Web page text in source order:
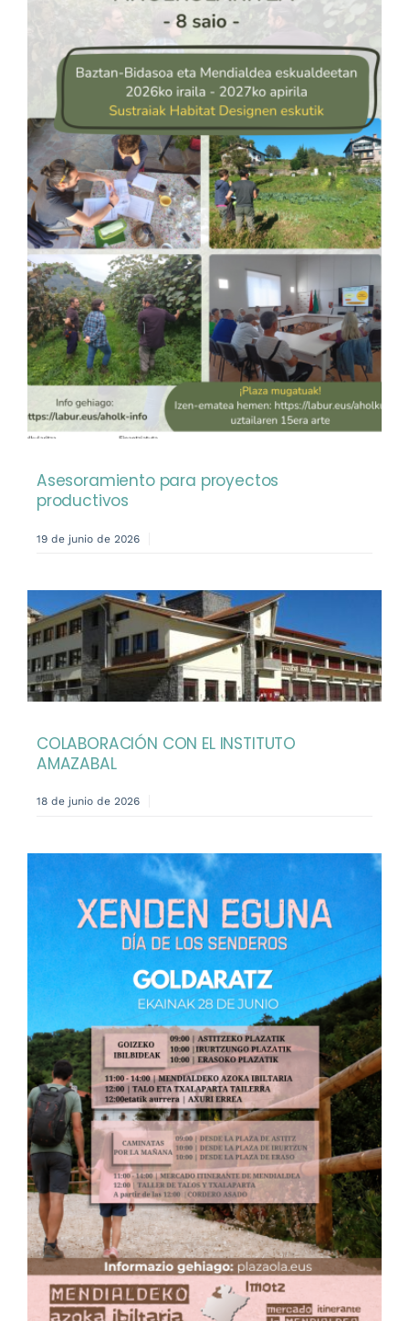
Asesoramiento para proyectos
productivos
19 de junio de 2026
COLABORACIÓN CON EL INSTITUTO
AMAZABAL
18 de junio de 2026